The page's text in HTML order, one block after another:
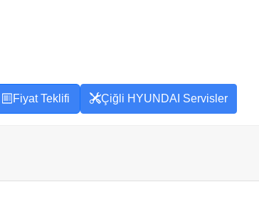
Fiyat Teklifi Çiğli HYUNDAI Servisler